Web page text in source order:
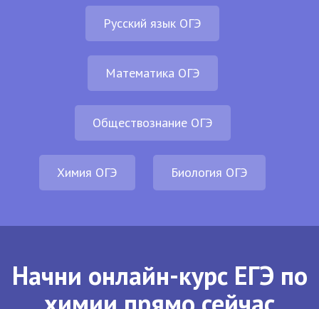
Русский язык ОГЭ
Математика ОГЭ
Обществознание ОГЭ
Химия ОГЭ Биология ОГЭ
Начни онлайн-курс ЕГЭ по